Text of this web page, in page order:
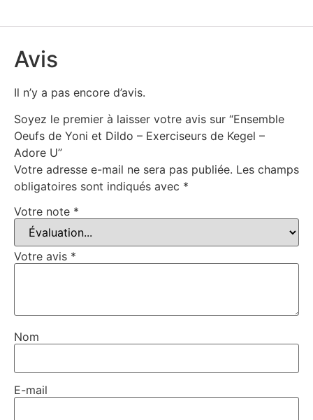
Avis
Il n’y a pas encore d’avis.
Soyez le premier à laisser votre avis sur “Ensemble
Oeufs de Yoni et Dildo – Exerciseurs de Kegel –
Adore U”
Votre adresse e-mail ne sera pas publiée. Les champs
obligatoires sont indiqués avec *
Votre note *
Votre avis *
Nom
E-mail